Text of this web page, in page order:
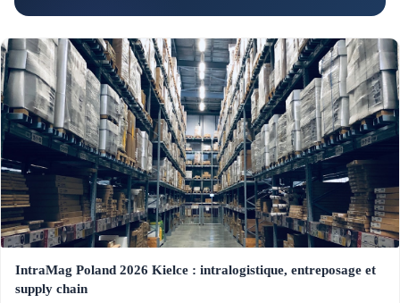
IntraMag Poland 2026 Kielce : intralogistique, entreposage et
supply chain